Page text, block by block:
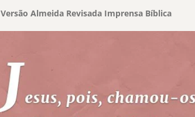
Versão Almeida Revisada Imprensa Bíblica